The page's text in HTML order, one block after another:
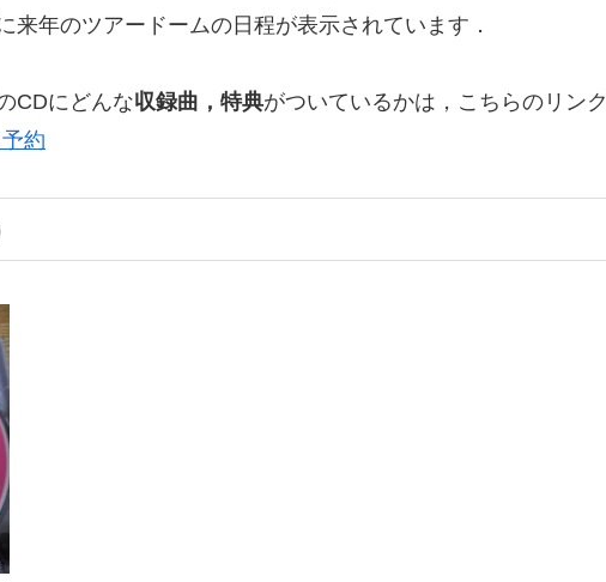
来年のツアードームの日程が表示されています．
CDにどんな収録曲，特典がついているかは，こちらのリンク
約